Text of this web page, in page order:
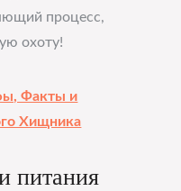
процесс,
охоту!
Факты и
Хищника
питания